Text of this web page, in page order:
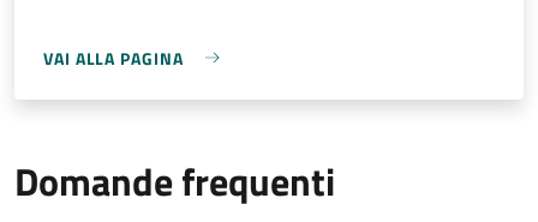
VAI ALLA PAGINA
Domande frequenti